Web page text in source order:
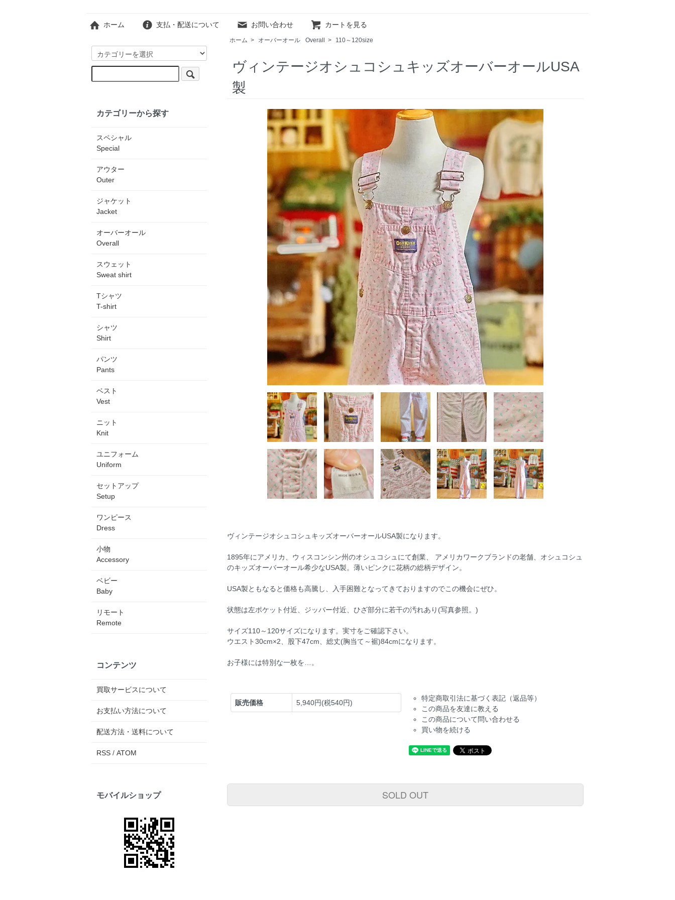
ホーム 支払・配送について お問い合わせ カートを見る
ホーム > オーバーオール Overall > 110～120size
ヴィンテージオシュコシュキッズオーバーオールUSA
製
ヴィンテージオシュコシュキッズオーバーオールUSA製になります。
1895年にアメリカ、ウィスコンシン州のオシュコシュにて創業、 アメリカワークブランドの老舗、オシュコシュ
のキッズオーバーオール希少なUSA製。薄いピンクに花柄の総柄デザイン。
USA製ともなると価格も高騰し、入手困難となってきておりますのでこの機会にぜひ。
状態は左ポケット付近、ジッパー付近、ひざ部分に若干の汚れあり(写真参照。)
サイズ110～120サイズになります。実寸をご確認下さい。
ウエスト30cm×2、股下47cm、総丈(胸当て～裾)84cmになります。
お子様には特別な一枚を…。
販売価格 5,940円(税540円)
特定商取引法に基づく表記（返品等）
この商品を友達に教える
この商品について問い合わせる
買い物を続ける
SOLD OUT
カテゴリーから探す
スペシャル
Special
アウター
Outer
ジャケット
Jacket
オーバーオール
Overall
スウェット
Sweat shirt
Tシャツ
T-shirt
シャツ
Shirt
パンツ
Pants
ベスト
Vest
ニット
Knit
ユニフォーム
Uniform
セットアップ
Setup
ワンピース
Dress
小物
Accessory
ベビー
Baby
リモート
Remote
コンテンツ
買取サービスについて
お支払い方法について
配送方法・送料について
RSS / ATOM
モバイルショップ